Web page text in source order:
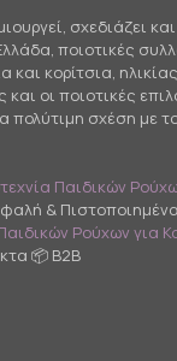
σχεδιάζει
ποιοτικές
και κορίτσια,
και οι ποιοτικές
πολύτιμη σχέση με
Παιδικών
&
Ρούχων για
📦 B2B